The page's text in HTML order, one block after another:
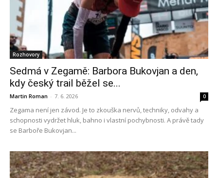
Rozhovory
Sedmá v Zegamě: Barbora Bukovjan a den,
kdy český trail běžel se...
Martin Roman - 7. 6. 2026 0
Zegama není jen závod. Je to zkouška nervů, techniky, odvahy a
schopnosti vydržet hluk, bahno i vlastní pochybnosti. A právě tady
se Barboře Bukovjan...